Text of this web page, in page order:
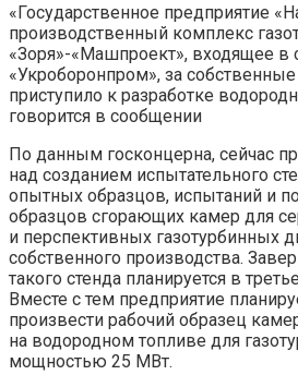
«Государственное предприятие
производственный комплекс
«Зоря»-«Машпроект», входящее в
«Укроборонпром», за
приступило к разработке
говорится в сообщении
По данным госконцерна, сейчас
над созданием испытательного
опытных образцов, испытаний и
образцов сгорающих камер для
и перспективных газотурбинных
собственного производства.
такого стенда планируется в
Вместе с тем предприятие
произвести рабочий образец
на водородном топливе для
мощностью 25 МВт.